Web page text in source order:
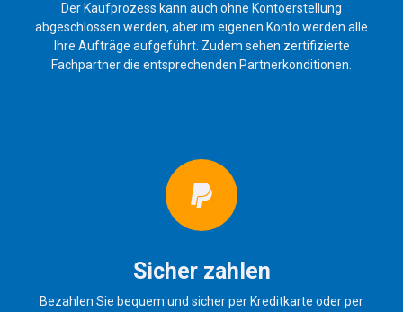
Der Kaufprozess kann auch ohne Kontoerstellung
abgeschlossen werden, aber im eigenen Konto werden alle
Ihre Aufträge aufgeführt. Zudem sehen zertifizierte
Fachpartner die entsprechenden Partnerkonditionen.
Sicher zahlen
Bezahlen Sie bequem und sicher per Kreditkarte oder per